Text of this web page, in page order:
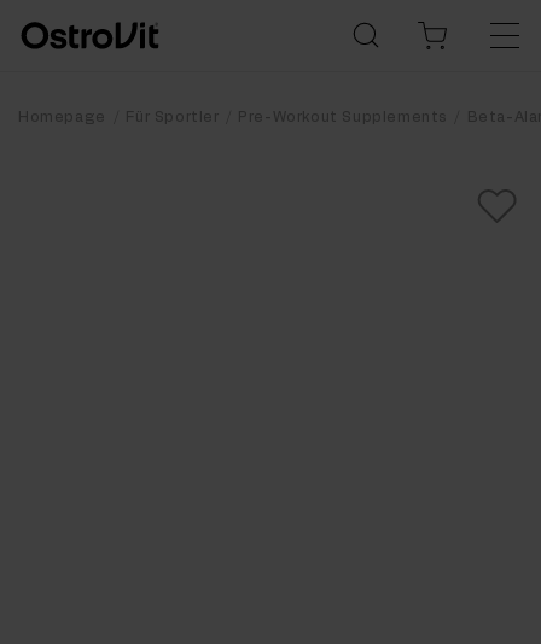
Homepage Für Sportler Pre-Workout Supplements Beta-